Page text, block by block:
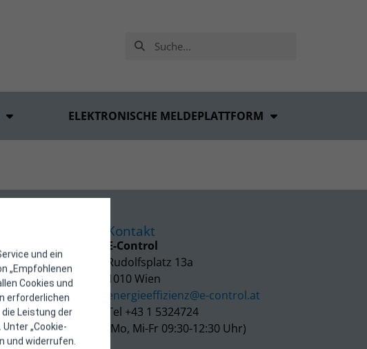
und ein
„Empfohlenen
Cookies und
erforderlichen
Leistung der
„Cookie-
und widerrufen.
ELEKTRONISCHE MELDEPLATTFORM
Kontakt
E-Control
Rudolfsplatz 13a
1010 Wien
energieeffizienz@e-control.at
Tel +43 1 5324724
(Mo, Mi-Fr 09:30-12:30 Uhr)